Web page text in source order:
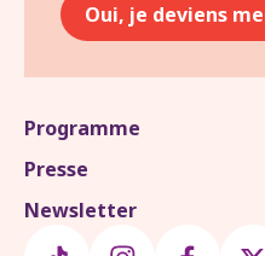
Oui, je deviens
Programme
Presse
Newsletter